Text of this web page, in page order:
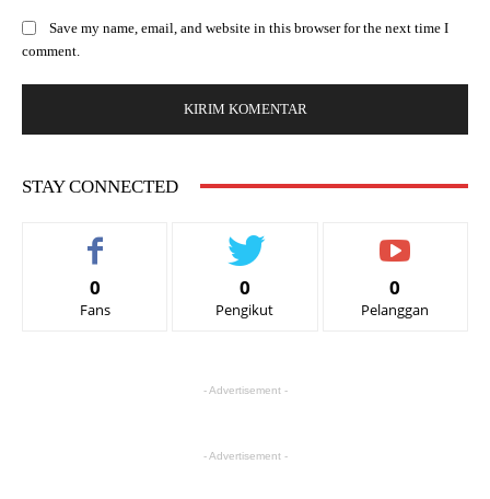
Save my name, email, and website in this browser for the next time I
comment.
STAY CONNECTED
0
Fans
0
Pengikut
0
Pelanggan
- Advertisement -
- Advertisement -